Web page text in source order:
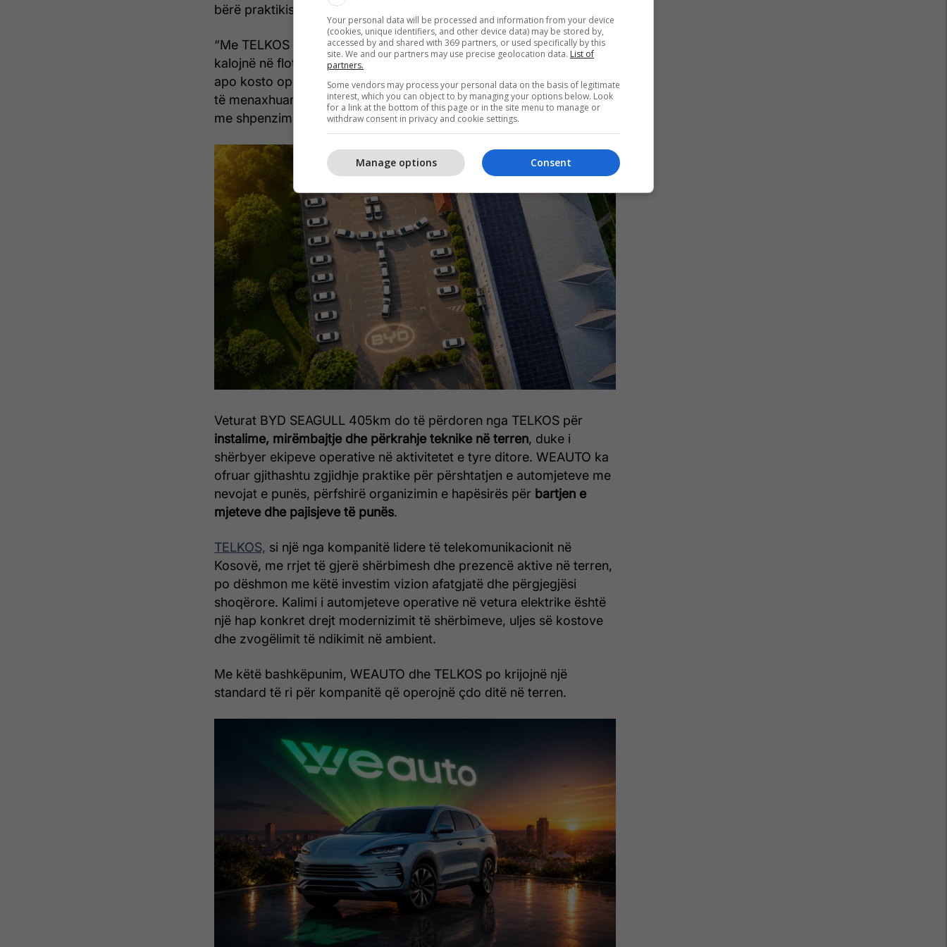
bërë praktikisht e pavarur nga çdo pagesë shtesë.
“Me TELKOS po dëshmojmë se kompanitë kosovare mund të
kalojnë në flotë elektrike pa kompromis në funksionalitet, efikasitet
apo kosto operative. Kur veturat elektrike kombinohen me karikim
të menaxhuar dhe energji solare, rezultati është një flotë moderne
me shpenzim minimal për kilometër,” u kumtua nga WEAUTO.
Veturat BYD SEAGULL 405km do të përdoren nga TELKOS për
instalime, mirëmbajtje dhe përkrahje teknike në terren, duke i
shërbyer ekipeve operative në aktivitetet e tyre ditore. WEAUTO ka
ofruar gjithashtu zgjidhje praktike për përshtatjen e automjeteve me
nevojat e punës, përfshirë organizimin e hapësirës për bartjen e
mjeteve dhe pajisjeve të punës.
TELKOS, si një nga kompanitë lidere të telekomunikacionit në
Kosovë, me rrjet të gjerë shërbimesh dhe prezencë aktive në terren,
po dëshmon me këtë investim vizion afatgjatë dhe përgjegjësi
shoqërore. Kalimi i automjeteve operative në vetura elektrike është
një hap konkret drejt modernizimit të shërbimeve, uljes së kostove
dhe zvogëlimit të ndikimit në ambient.
Me këtë bashkëpunim, WEAUTO dhe TELKOS po krijojnë një
standard të ri për kompanitë që operojnë çdo ditë në terren.
Your personal data will be processed and information from your device
(cookies, unique identifiers, and other device data) may be stored by,
accessed by and shared with 369 partners, or used specifically by this
site. We and our partners may use precise geolocation data. List of
partners.
Some vendors may process your personal data on the basis of legitimate
interest, which you can object to by managing your options below. Look
for a link at the bottom of this page or in the site menu to manage or
withdraw consent in privacy and cookie settings.
Consent
Manage options